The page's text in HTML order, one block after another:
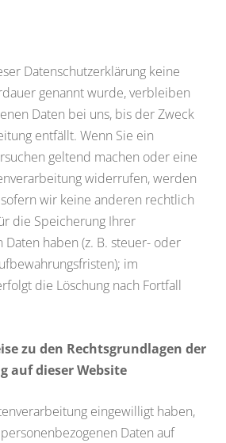
Datenschutzerklärung keine
genannt wurde, verbleiben
Daten bei uns, bis der Zweck
entfällt. Wenn Sie ein
geltend machen oder eine
widerrufen, werden
wir keine anderen rechtlich
die Speicherung Ihrer
haben (z. B. steuer- oder
im
die Löschung nach Fortfall
zu den Rechtsgrundlagen der
auf dieser Website
eingewilligt haben,
Daten auf